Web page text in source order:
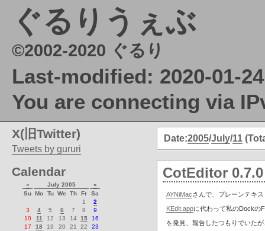
ぐるりうぇぶ
©2002-2020 ぐるり
Last-modified: 2020-01-
You are connecting via
Date:2005/July/11
CotEditor 0.7.0
AYNiMacさんで、プレーンテキ
KEdit.appに代わって私のDockの
を発見、報告したつもりでいた
X(旧Twitter)
Tweets by gururi
Calendar
« July 2005
»
Su Mo Tu We Th Fr
Sa
1
2
3
4 5 6 7 8
9
10
11 12 13 14 15
16
17
18 19 20 21 22
23